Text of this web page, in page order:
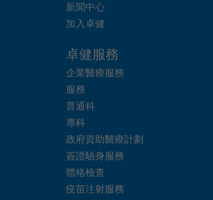
新聞中心
加入卓健
卓健服務
企業醫療服務
服務
普通科
專科
政府資助醫療計劃
簽證驗身服務
體格檢查
疫苗注射服務